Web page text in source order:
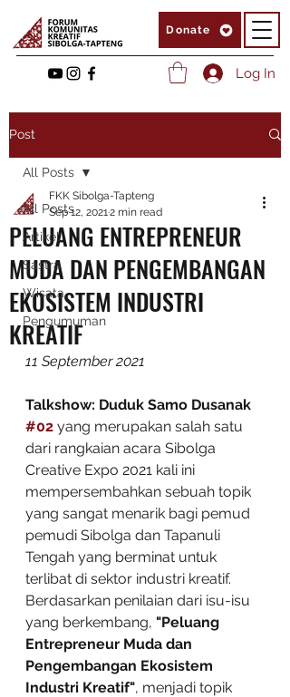
Donate
Log In
Post
All Posts
Artikel
Sastra
Wisata
Pengumuman
All Posts
PELUANG ENTREPRENEUR
MUDA DAN PENGEMBANGAN
EKOSISTEM INDUSTRI
KREATIF
FKK Sibolga-Tapteng
Sep 12, 20212 min read
11 September 2021
Talkshow: Duduk Samo Dusanak
#02 yang merupakan salah satu
dari rangkaian acara Sibolga
Creative Expo 2021 kali ini
mempersembahkan sebuah topik
yang sangat menarik bagi pemud
pemudi Sibolga dan Tapanuli
Tengah yang berminat untuk
terlibat di sektor industri kreatif.
Berdasarkan penilaian dari isu-isu
yang berkembang, "Peluang
Entrepreneur Muda dan
Pengembangan Ekosistem
Industri Kreatif", menjadi topik